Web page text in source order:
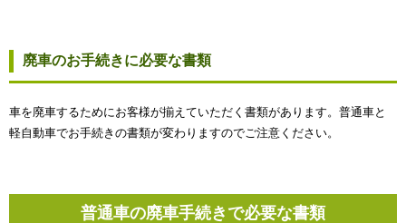
廃車のお手続きに必要な書類
車を廃車するためにお客様が揃えていただく書類があります。普通車と
軽自動車でお手続きの書類が変わりますのでご注意ください。
普通車の廃車手続きで必要な書類